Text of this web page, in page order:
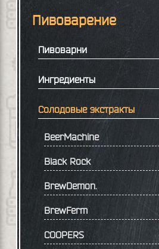
Пивоварение
Пивоварни
Ингредиенты
Солодовые экстракты
BeerMachine
Black Rock
BrewDemon.
BrewFerm
COOPERS